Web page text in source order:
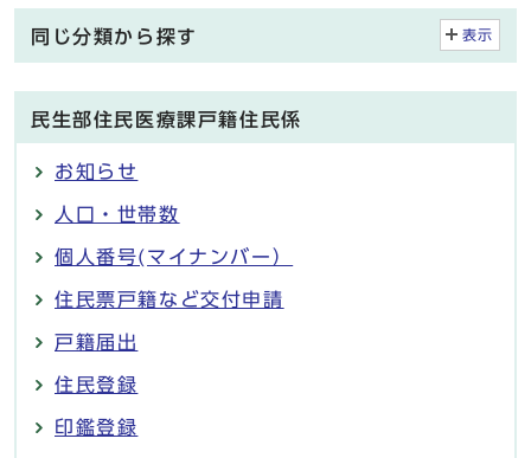
同じ分類から探す 表示
民生部住民医療課戸籍住民係
お知らせ
人口・世帯数
個人番号(マイナンバー）
住民票戸籍など交付申請
戸籍届出
住民登録
印鑑登録